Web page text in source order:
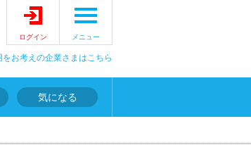
ログイン メニュー
をお考えの企業さまはこちら
気になる